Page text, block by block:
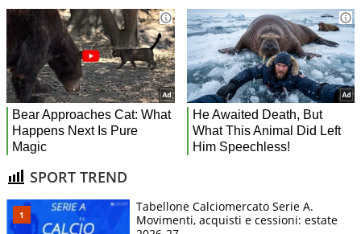
SPORT TREND
Tabellone Calciomercato Serie A.
Movimenti, acquisti e cessioni: estate